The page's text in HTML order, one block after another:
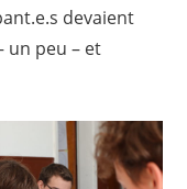
devaient
un peu – et